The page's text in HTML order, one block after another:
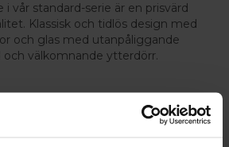
vår standard-serie är en prisvärd
Klassisk och tidlös design med
och glas med utanpåliggande
och välkomnande ytterdörr.
för extra stabilitet samt kvistfri på
Dörrbladet har en tjocklek